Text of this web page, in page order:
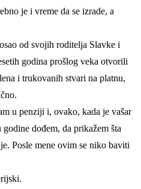
je i vreme da se izrade, a
od svojih roditelja Slavke i
godina prošlog veka otvorili
i trukovanih stvari na platnu,
u penziji i, ovako, kada je vašar
dođem, da prikažem šta
Posle mene ovim se niko baviti